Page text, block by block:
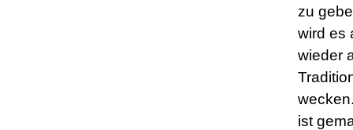
zu
wird es
wieder
ist